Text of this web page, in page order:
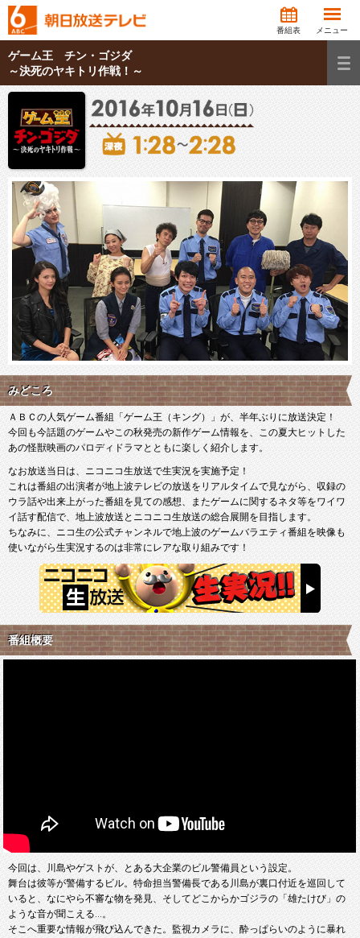
番組表 メニュー
ゲーム王 チン・ゴジダ
～決死のヤキトリ作戦！～
みどころ
ＡＢＣの人気ゲーム番組「ゲーム王（キング）」が、半年ぶりに放送決定！
今回も今話題のゲームやこの秋発売の新作ゲーム情報を、この夏大ヒットした
あの怪獣映画のパロディドラマとともに楽しく紹介します。
なお放送当日は、ニコニコ生放送で生実況を実施予定！
これは番組の出演者が地上波テレビの放送をリアルタイムで見ながら、収録の
ウラ話や出来上がった番組を見ての感想、またゲームに関するネタ等をワイワ
イ話す配信で、地上波放送とニコニコ生放送の総合展開を目指します。
ちなみに、ニコ生の公式チャンネルで地上波のゲームバラエティ番組を映像も
使いながら生実況するのは非常にレアな取り組みです！
番組概要
今回は、川島やゲストが、とある大企業のビル警備員という設定。
舞台は彼等が警備するビル。特命担当警備長である川島が裏口付近を巡回して
いると、なにやら不審な物を発見、そしてどこからかゴジラの「雄たけび」の
ような音が聞こえる…。
そこへ重要な情報が飛び込んできた。監視カメラに、酔っぱらいのように暴れ